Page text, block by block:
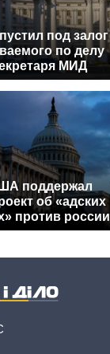
под залог
по делу
МИД
поддержал
об «адских
против россии